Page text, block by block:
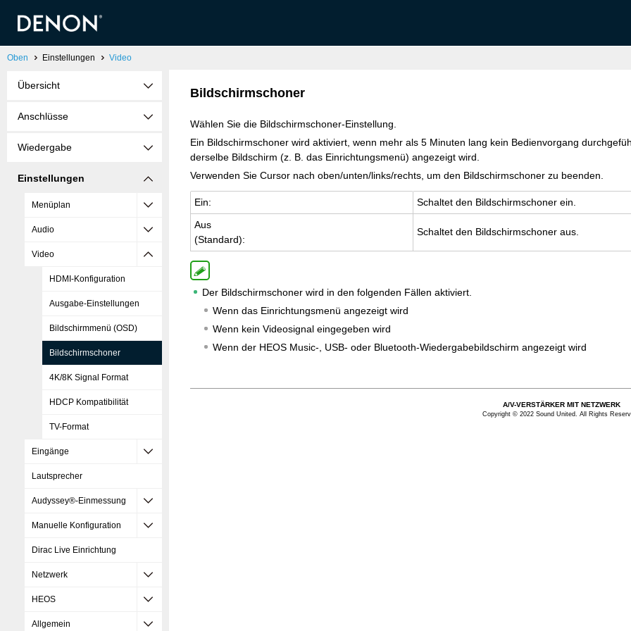
Oben Einstellungen Video
Übersicht
Anschlüsse
Wiedergabe
Einstellungen
Menüplan
Audio
Video
HDMI-Konfiguration
Ausgabe-Einstellungen
Bildschirmmenü (OSD)
Bildschirmschoner
4K/8K Signal Format
HDCP Kompatibilität
TV-Format
Eingänge
Lautsprecher
Audyssey®-Einmessung
Manuelle Konfiguration
Dirac Live Einrichtung
Netzwerk
HEOS
Allgemein
Bildschirmschoner
Wählen Sie die Bildschirmschoner-Einstellung.
Ein Bildschirmschoner wird aktiviert, wenn mehr als 5 Minuten lang kein Bedienvorgang
derselbe Bildschirm (z. B. das Einrichtungsmenü) angezeigt wird.
Verwenden Sie Cursor nach oben/unten/links/rechts, um den Bildschirmschoner zu beenden.
Ein:
Schal­tet den Bild­schirm­scho­ner ein.
Aus
(Stan­dard):
Schal­tet den Bild­schirm­scho­ner aus.
Der Bildschirmschoner wird in den folgenden Fällen aktiviert.
Wenn das Einrichtungsmenü angezeigt wird
Wenn kein Videosignal eingegeben wird
Wenn der HEOS Music-, USB- oder Bluetooth-Wiedergabebildschirm angezeigt wird
A/V-VERSTÄRKER MIT NETZWERK
Copyright © 2022 Sound United. All Rights